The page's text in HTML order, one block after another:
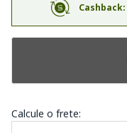
Cashback:
Calcule o frete: